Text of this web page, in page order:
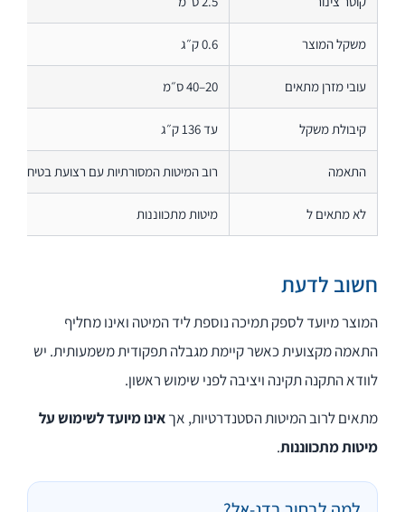
משקל המוצר 0.6 ק״ג
עובי מזרן מתאים 20–40 ס״מ
קיבולת משקל עד 136 ק״ג
התאמה רוב המיטות המסורתיות עם רצועת בטיחות
לא מתאים ל מיטות מתכווננות
חשוב לדעת
המוצר מיועד לספק תמיכה נוספת ליד המיטה ואינו מחליף
התאמה מקצועית כאשר קיימת מגבלה תפקודית משמעותית. יש
לוודא התקנה תקינה ויציבה לפני שימוש ראשון.
מתאים לרוב המיטות הסטנדרטיות, אךאינו מיועד לשימוש על
מיטות מתכווננות.